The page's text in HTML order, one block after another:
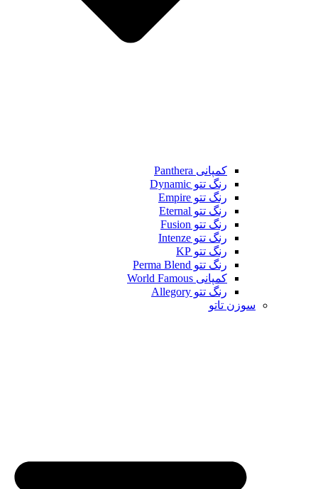
کمپانی Panthera
رنگ تتو Dynamic
رنگ تتو Empire
رنگ تتو Eternal
رنگ تتو Fusion
رنگ تتو Intenze
رنگ تتو KP
رنگ تتو Perma Blend
کمپانی World Famous
رنگ تتو Allegory
سوزن تاتو